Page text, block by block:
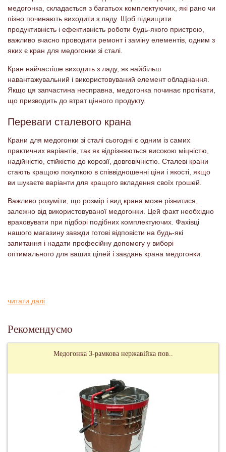
медогонка, складається з багатьох комплектуючих, які рано чи
пізно починають виходити з ладу. Щоб підвищити
продуктивність і ефективність роботи будь-якого пристрою,
важливо вчасно проводити ремонт і заміну елементів, одним з
яких є кран для медогонки зі сталі.
Кран найчастіше виходить з ладу, як найбільш
навантажувальний і використовуваний елемент обладнання.
Якщо ця запчастина несправна, медогонка починає протікати,
що призводить до втрат цінного продукту.
Переваги сталевого крана
Крани для медогонки зі сталі сьогодні є одним із самих
практичних варіантів, так як відрізняються високою міцністю,
надійністю, стійкістю до корозії, довговічністю. Сталеві крани
стають кращою покупкою в співвідношенні ціни і якості, якщо
ви шукаєте варіанти для кращого вкладення своїх грошей.
Важливо розуміти, що розмір і вид крана може різнитися,
залежно від використовуваної медогонки. Цей факт необхідно
враховувати при підборі подібних комплектуючих. Фахівці
нашого магазину завжди готові відповісти на будь-які
запитання і надати професійну допомогу у виборі
оптимального для ваших цілей і завдань крана медогонки.
читати далі
Рекомендуємо
Медогонка 3-рамкова нержавійка пов..